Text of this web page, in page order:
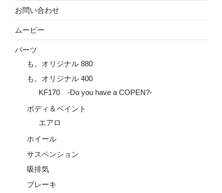
お問い合わせ
ムービー
パーツ
も。オリジナル 880
も。オリジナル 400
KF170 -Do you have a COPEN?-
ボディ＆ペイント
エアロ
ホイール
サスペンション
吸排気
ブレーキ